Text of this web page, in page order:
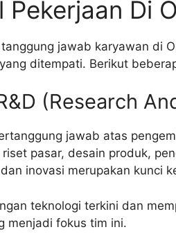
Pekerjaan Di
jawab karyawan di
ditempati. Berikut
(Research
jawab atas
riset pasar, desain produk,
inovasi merupakan kunci
teknologi terkini dan
menjadi fokus tim ini.